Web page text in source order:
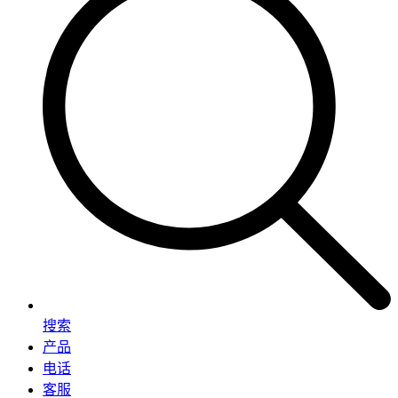
搜索
产品
电话
客服